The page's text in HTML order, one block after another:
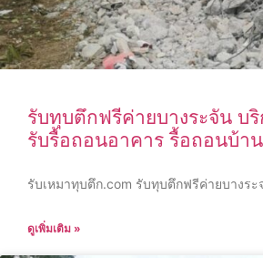
รับทุบตึกฟรีค่ายบางระจัน บ
รับรื้อถอนอาคาร รื้อถอนบ้า
รับเหมาทุบตึก.com รับทุบตึกฟรีค่ายบางระ
ดูเพิ่มเติม »